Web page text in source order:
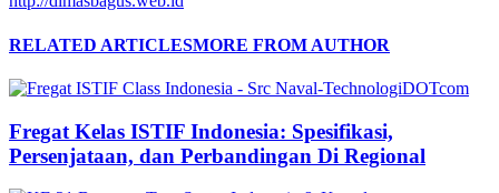
RELATED ARTICLESMORE FROM AUTHOR
Fregat Kelas ISTIF Indonesia: Spesifikasi,
Persenjataan, dan Perbandingan Di Regional